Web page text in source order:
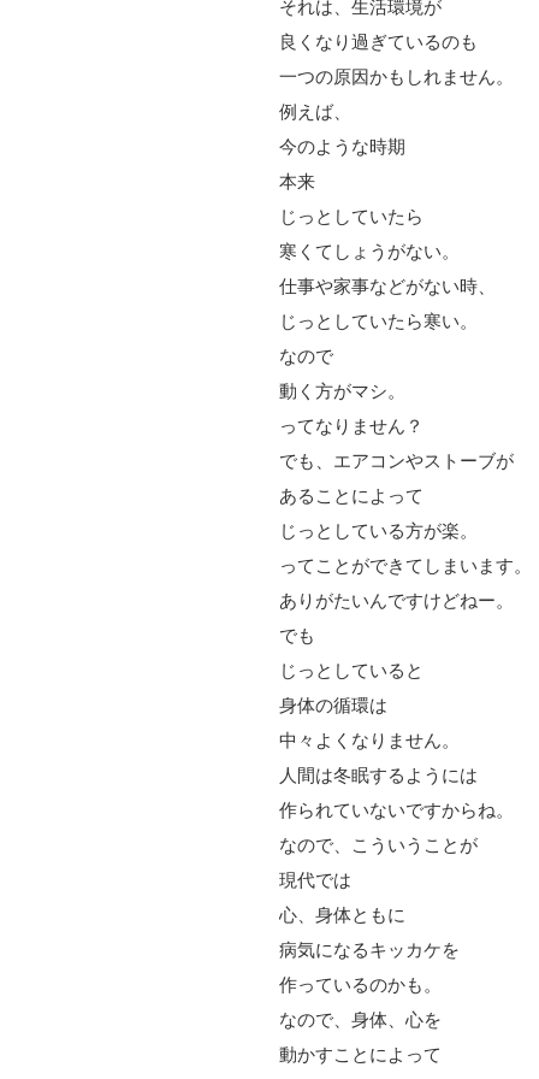
それは、生活環境が
良くなり過ぎているのも
一つの原因かもしれません。
例えば、
今のような時期
本来
じっとしていたら
寒くてしょうがない。
仕事や家事などがない時、
じっとしていたら寒い。
なので
動く方がマシ。
ってなりません？
でも、エアコンやストーブが
あることによって
じっとしている方が楽。
ってことができてしまいます。
ありがたいんですけどねー。
でも
じっとしていると
身体の循環は
中々よくなりません。
人間は冬眠するようには
作られていないですからね。
なので、こういうことが
現代では
心、身体ともに
病気になるキッカケを
作っているのかも。
なので、身体、心を
動かすことによって